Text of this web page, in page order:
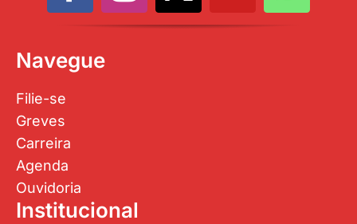
Navegue
Filie-se
Greves
Carreira
Agenda
Ouvidoria
Institucional